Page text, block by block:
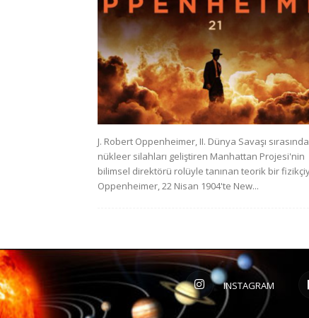
J. Robert Oppenheimer, II. Dünya Savaşı
nükleer silahları geliştiren Manhattan Projesi'nin
bilimsel direktörü rolüyle tanınan teorik bir
Oppenheimer, 22 Nisan 1904'te New...
INSTAGRAM